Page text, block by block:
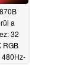
a
32
RGB
480Hz-